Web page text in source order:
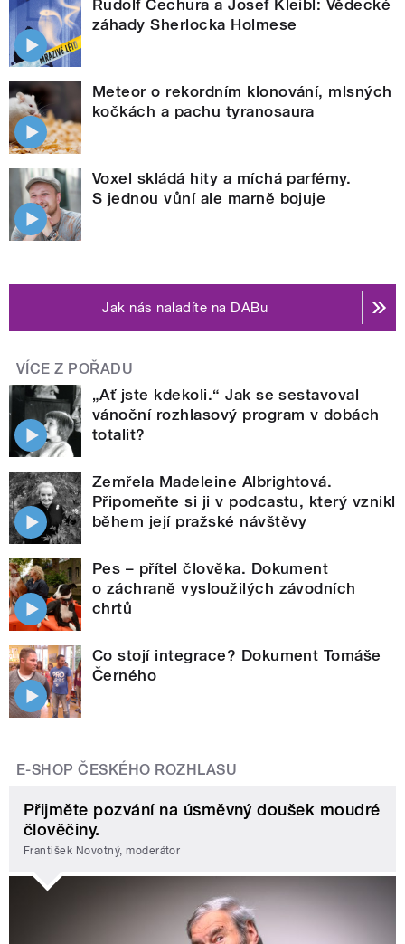
Rudolf Čechura a Josef Kleibl: Vědecké
záhady Sherlocka Holmese
Meteor o rekordním klonování, mlsných
kočkách a pachu tyranosaura
Voxel skládá hity a míchá parfémy.
S jednou vůní ale marně bojuje
Jak nás naladíte na DABu
VÍCE Z POŘADU
„Ať jste kdekoli.“ Jak se sestavoval
vánoční rozhlasový program v dobách
totalit?
Zemřela Madeleine Albrightová.
Připomeňte si ji v podcastu, který vznikl
během její pražské návštěvy
Pes – přítel člověka. Dokument
o záchraně vysloužilých závodních
chrtů
Co stojí integrace? Dokument Tomáše
Černého
E-SHOP ČESKÉHO ROZHLASU
Přijměte pozvání na úsměvný doušek moudré
člověčiny.
František Novotný, moderátor